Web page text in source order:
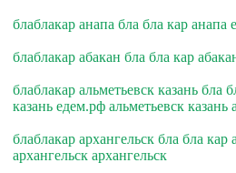
блаблакар анапа бла бла кар анапа
блаблакар абакан бла бла кар
блаблакар альметьевск казань бла
казань едем.рф альметьевск казань
блаблакар архангельск бла бла кар
архангельск архангельск